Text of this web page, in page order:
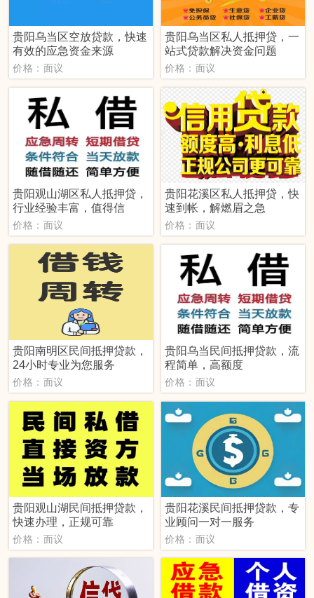
贵阳乌当区空放贷款，快速
有效的应急资金来源
价格：面议
贵阳乌当区私人抵押贷，一
站式贷款解决资金问题
价格：面议
贵阳观山湖区私人抵押贷，
行业经验丰富，值得信
价格：面议
贵阳花溪区私人抵押贷，快
速到帐，解燃眉之急
价格：面议
贵阳南明区民间抵押贷款，
24小时专业为您服务
价格：面议
贵阳乌当民间抵押贷款，流
程简单，高额度
价格：面议
贵阳观山湖民间抵押贷款，
快速办理，正规可靠
价格：面议
贵阳花溪民间抵押贷款，专
业顾问一对一服务
价格：面议